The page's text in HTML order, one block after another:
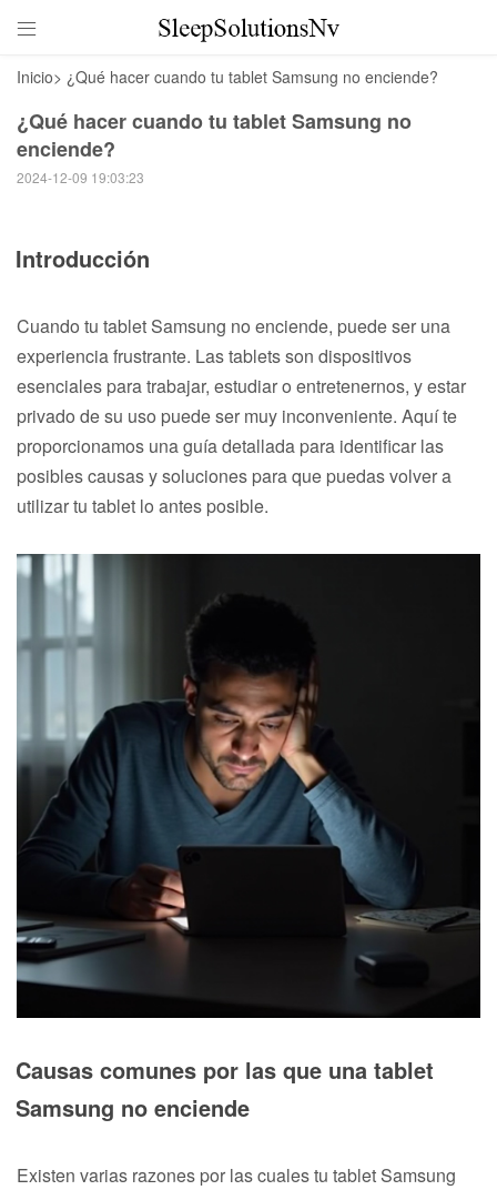

Inicio> ¿Qué hacer cuando tu tablet Samsung no enciende?
¿Qué hacer cuando tu tablet Samsung no
enciende?
2024-12-09 19:03:23
Introducción
Cuando tu tablet Samsung no enciende, puede ser una
experiencia frustrante. Las tablets son dispositivos
esenciales para trabajar, estudiar o entretenernos, y estar
privado de su uso puede ser muy inconveniente. Aquí te
proporcionamos una guía detallada para identificar las
posibles causas y soluciones para que puedas volver a
utilizar tu tablet lo antes posible.
Causas comunes por las que una tablet
Samsung no enciende
Existen varias razones por las cuales tu tablet Samsung